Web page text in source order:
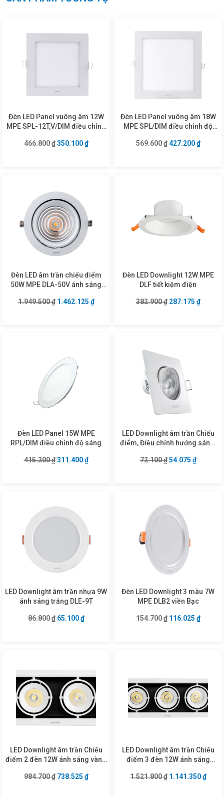
Đèn LED Panel vuông âm 12W
MPE SPL-12T,V/DIM điều chỉnh
466.800₫ Giá gốc là: 466.800 ₫.
350.100₫Giá hiện tại là: 350.100 ₫.
Đèn LED Panel vuông âm 18W
MPE SPL/DIM điều chỉnh độ
569.600₫ Giá gốc là:
427.200₫Giá
Đèn LED âm trần chiếu điểm
50W MPE DLA-50V ánh sáng
1.949.500₫ Giá gốc là: 1.949.500 ₫.
1.462.125 ₫Giá hiện tại là: 1.462.125 ₫.
Đèn LED Downlight 12W MPE
DLF tiết kiệm điện
382.900₫ Giá gốc là:
287.175 ₫Giá
Đèn LED Panel 15W MPE
RPL/DIM điều chỉnh độ sáng
415.200₫ Giá gốc là: 415.200 ₫.
311.400₫Giá hiện tại là: 311.400 ₫.
LED Downlight âm trần Chiếu
điểm, Điều chỉnh hướng sáng,
DLA2S-5V
72.100₫ Giá gốc là:
54.075 ₫Giá hiện
LED Downlight âm trần nhựa 9W
ánh sáng trắng DLE-9T
86.800₫ Giá gốc là: 86.800 ₫.
65.100₫Giá hiện tại là: 65.100 ₫.
Đèn LED Downlight 3 màu 7W
MPE DLB2 viền Bạc
154.700₫ Giá gốc là:
116.025 ₫Giá
LED Downlight âm trần Chiếu
điểm 2 đèn 12W ánh sáng vàng
984.700₫ Giá gốc là: 984.700 ₫.
738.525 ₫Giá hiện tại là: 738.525 ₫.
LED Downlight âm trần Chiếu
điểm 3 đèn 12W ánh sáng
1.521.800₫ Giá gốc là:
1.141.350₫Giá